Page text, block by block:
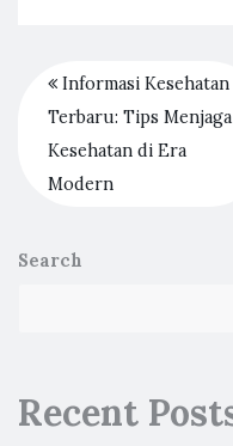
Informasi Kesehatan
Terbaru: Tips Menjaga
Kesehatan di Era
Modern
Search
Recent